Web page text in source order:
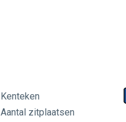
Kenteken
Aantal zitplaatsen